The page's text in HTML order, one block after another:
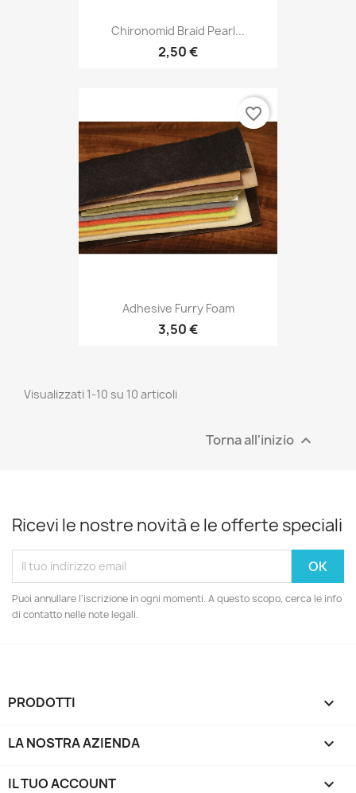
Chironomid Braid Pearl...
2,50 €
Adhesive Furry Foam
3,50 €
favorite_border
Visualizzati 1-10 su 10 articoli
Torna all'inizio 
Ricevi le nostre novità e le offerte speciali
Puoi annullare l'iscrizione in ogni momenti. A questo scopo, cerca le info
di contatto nelle note legali.
PRODOTTI 
LA NOSTRA AZIENDA 
IL TUO ACCOUNT 